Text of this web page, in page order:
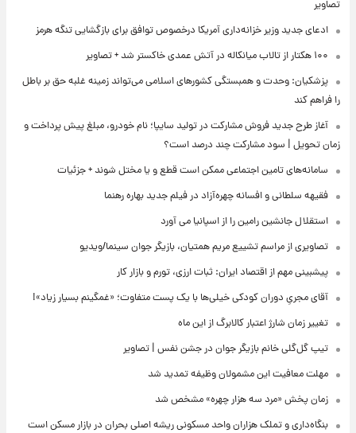
تصاویر
ادعای جدید وزیر خزانه‌داری آمریکا درخصوص توافق برای بازگشایی تنگه هرمز
۱۰۰ هکتار از تالاب میانکاله در آتش عمدی خاکستر شد + تصاویر
پزشکیان: وحدت و همبستگی کشورهای اسلامی می‌تواند زمینه غلبه حق بر باطل
را فراهم کند
آغاز طرح جدید فروش مشارکت در تولید سایپا؛ نام خودرو، مبلغ پیش پرداخت و
زمان تحویل | سود مشارکت چند درصد است؟
سامانه‌های تامین اجتماعی ممکن است قطع و یا مختل شوند + جزئیات
فقیهه سلطانی و افسانه چهره‌آزاد در فیلم جدید بهاره رهنما
استقلال جانشین رامین را از اسپانیا می آورد
تصاویری از مراسم تشییع مریم همتیان، بازیگر جوان سینما/ویدیو
پیشبینی مهم از اقتصاد ایران: ثبات ارزی، تورم و بازار کار
آقای مجریِ دوران کودکی خیلی‌ها با یک پست متفاوت؛ «غمگینم بسیار زیاد»!
تغییر زمان شارژ اعتبار کالابرگ از این ماه
تیپ گل‌گلی خانم بازیگر جوان در جشن نفس | تصاویر
مهلت معافیت این مشمولان وظیفه تمدید شد
زمان پخش «مرد سه هزار چهره» مشخص شد
بنگاه‌داری و تملک هزاران واحد مسکونی ریشه اصلی بحران در بازار مسکن است